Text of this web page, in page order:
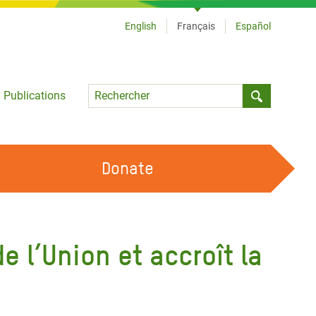
Publications
Language
English Français Español
DEVENIR BÉNÉVOLE
Donate
l’Union et accroît la